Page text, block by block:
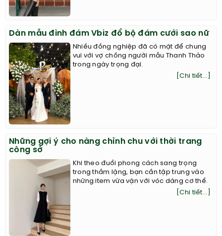
Dàn mẫu đình đám Vbiz đổ bộ đám cưới sao nữ
Nhiều đồng nghiệp đã có mặt để chung
vui với vợ chồng người mẫu Thanh Thảo
trong ngày trọng đại.
[Chi tiết...]
Những gợi ý cho nàng chỉnh chu với thời trang
công sở
Khi theo đuổi phong cách sang trọng
trong thầm lặng, bạn cần tập trung vào
những item vừa vặn với vóc dáng cơ thể.
[Chi tiết...]